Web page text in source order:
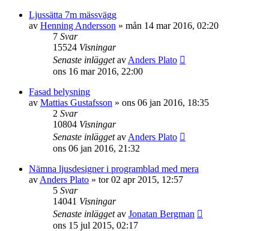
Ljussätta 7m mässvägg
av Henning Andersson » mån 14 mar 2016, 02:20
7 Svar
15524 Visningar
Senaste inläggetav Anders Plato
ons 16 mar 2016, 22:00
Fasad belysning
av Mattias Gustafsson » ons 06 jan 2016, 18:35
2 Svar
10804 Visningar
Senaste inläggetav Anders Plato
ons 06 jan 2016, 21:32
Nämna ljusdesigner i programblad med mera
av Anders Plato » tor 02 apr 2015, 12:57
5 Svar
14041 Visningar
Senaste inläggetav Jonatan Bergman
ons 15 jul 2015, 02:17